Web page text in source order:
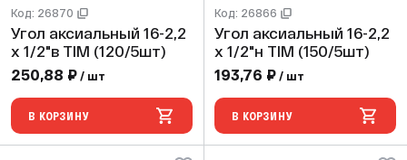
Код: 26870
Угол аксиальный 16-2,2
х 1/2"в TIM (120/5шт)
250,88 ₽ / шт
В КОРЗИНУ
Код: 26866
Угол аксиальный 16-2,2
х 1/2"н TIM (150/5шт)
193,76 ₽ / шт
В КОРЗИНУ